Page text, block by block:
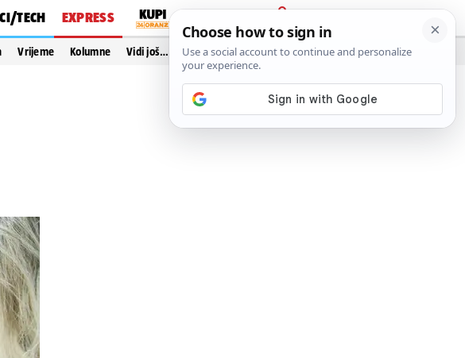
TECH EXPRESS
PRIJAVA
Vrijeme Kolumne Vidi još…